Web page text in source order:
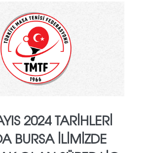
2024 TARIHLERI
BURSA ILIMIZDE